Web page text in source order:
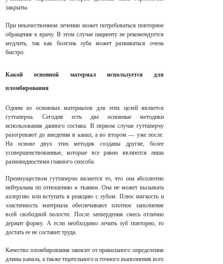
закрыты.
При некачественном лечении может потребоваться повторное
обращение к врачу. В этом случае пациенту не рекомендуется
медлить, так как болезнь зуба может развиваться очень
быстро.
Какой основной материал используется для
пломбирования
Одним из основных материалов для этих целей является
гуттаперча. Сегодня есть две основные методики
использования данного состава. В первом случае гуттаперчу
разогревают до введения в канал, а во втором — уже после.
На основе двух этих методик созданы другие, более
усовершенствованные, которые все равно являются лишь
разновидностями главного способа.
Преимуществом гуттаперчи является то, что она абсолютно
нейтральна по отношению к тканям. Она не может вызывать
аллергию или вступать в реакцию с зубом. Плюс мягкость и
эластичность материала обеспечивают плотное заполнение
всей свободной полости. После затвердения смесь отлично
держит форму. А если необходимо лечить зуб повторно, то
достать ее не составит труда.
Качество пломбирования зависит от правильного определения
длины канала, а также тщательного и точного выполнения всех